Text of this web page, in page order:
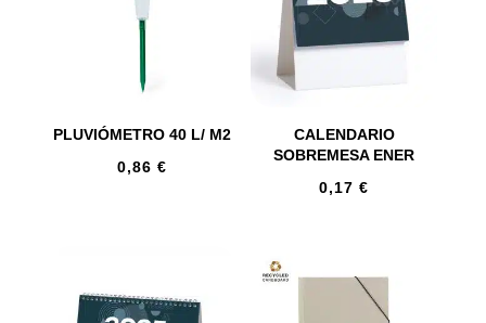
PLUVIÓMETRO 40 L/ M2
0,86 €
CALENDARIO
SOBREMESA ENER
0,17€